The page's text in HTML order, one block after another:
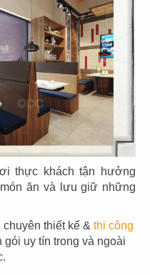
thực khách tận hưởng
ăn và lưu giữ những
thiết kế & thi công
gói uy tín trong và ngoài
54
BẮC KIM THANG
CN Thiso Mall Sala
56
BẮC KIM THANG